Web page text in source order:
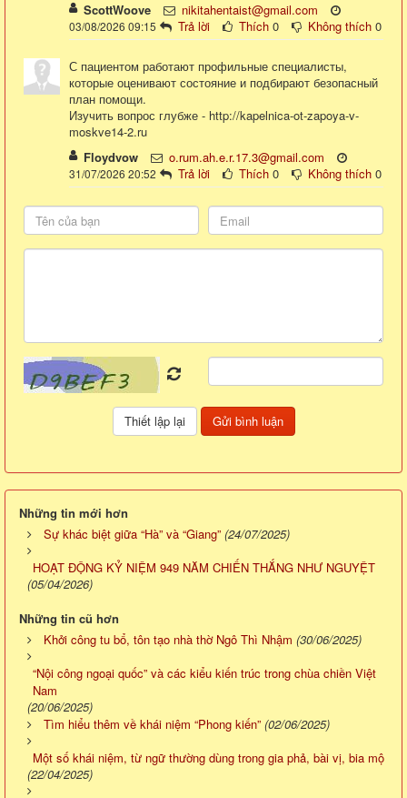
ScottWoove
nikitahentaist@gmail.com
03/08/2026 09:15 Trả lời Thích 0 Không thích 0
С пациентом работают профильные специалисты,
которые оценивают состояние и подбирают безопасный
план помощи.
Изучить вопрос глубже - http://kapelnica-ot-zapoya-v-
moskve14-2.ru
Floydvow
o.rum.ah.e.r.17.3@gmail.com
31/07/2026 20:52 Trả lời Thích 0 Không thích 0
Những tin mới hơn
Sự khác biệt giữa “Hà” và “Giang” (24/07/2025)
HOẠT ĐỘNG KỶ NIỆM 949 NĂM CHIẾN THẮNG NHƯ NGUYỆT
(05/04/2026)
Những tin cũ hơn
Khởi công tu bổ, tôn tạo nhà thờ Ngô Thì Nhậm (30/06/2025)
“Nội công ngoại quốc” và các kiểu kiến trúc trong chùa chiền Việt
Nam
(20/06/2025)
Tìm hiểu thêm về khái niệm “Phong kiến” (02/06/2025)
Một số khái niệm, từ ngữ thường dùng trong gia phả, bài vị, bia mộ
(22/04/2025)